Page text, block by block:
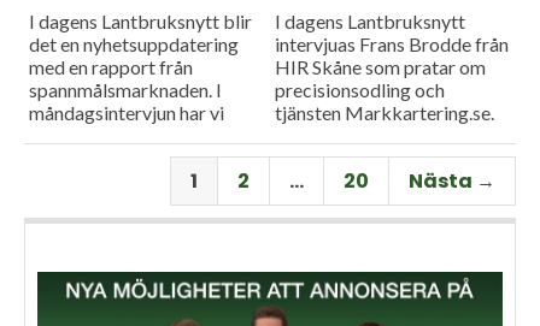
I dagens Lantbruksnytt blir
det en nyhetsuppdatering
med en rapport från
spannmålsmarknaden. I
måndagsintervjun har vi
Per Larsson som idag har
rollen som senior advisor på
I dagens Lantbruksnytt
intervjuas Frans Brodde från
HIR Skåne som pratar om
precisionsodling och
tjänsten Markkartering.se.
nyhetsuppdatering med en
rapport från
spannmålsmarknaden.
1 2 … 20 Nästa →